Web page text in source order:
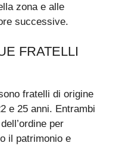
zona e alle
successive.
FRATELLI
fratelli di origine
e 25 anni. Entrambi
per
il patrimonio e